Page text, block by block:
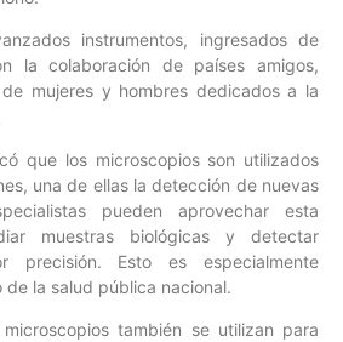
instrumentos, ingresados de
la colaboración de países amigos,
mujeres y hombres dedicados a la
que los microscopios son utilizados
una de ellas la detección de nuevas
pueden aprovechar esta
muestras biológicas y detectar
precisión. Esto es especialmente
la salud pública nacional.
también se utilizan para